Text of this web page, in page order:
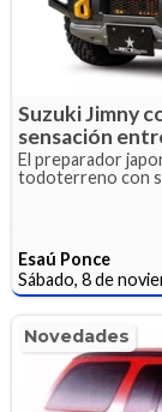
Suzuki Jimny
sensación
El preparador
todoterreno con
Esaú Ponce
Sábado, 8 de
Novedades